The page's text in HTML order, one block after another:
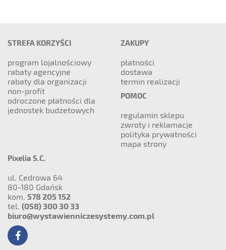
STREFA KORZYŚCI
program lojalnościowy
rabaty agencyjne
rabaty dla organizacji
non-profit
odroczone płatności dla
jednostek budżetowych
ZAKUPY
płatności
dostawa
termin realizacji
POMOC
regulamin sklepu
zwroty i reklamacje
polityka prywatności
mapa strony
Pixelia S.C.
ul. Cedrowa 64
80-180 Gdańsk
kom. 578 205 152
tel. (058) 300 30 33
biuro@wystawienniczesystemy.com.pl